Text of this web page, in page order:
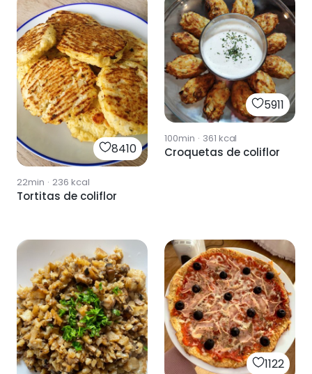
8410
22min · 236 kcal
Tortitas de coliflor
5911
100min · 361 kcal
Croquetas de coliflor
1122